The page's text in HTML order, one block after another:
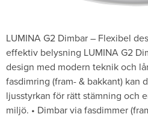
LUMINA G2 Dimbar – Flexibel
effektiv belysning LUMINA G2
design med modern teknik och
fasdimring (fram- & bakkant) kan
ljusstyrkan för rätt stämning och
miljö. • Dimbar via fasdimmer